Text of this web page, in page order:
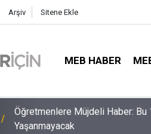
Arşiv Sitene Ekle
MEB HABER
Öğretmenler İçin Son Saatler!
Doluyor